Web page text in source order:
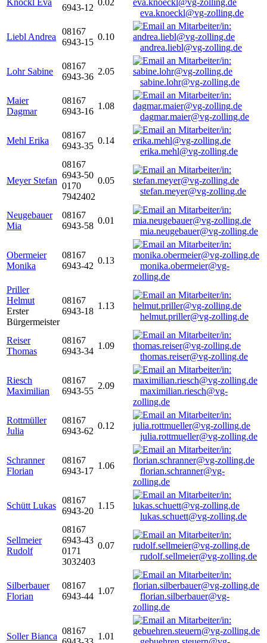
Knöckl Eva
6943-12
0.02
eva.knoeckl@vg-zolling.de
Liebl Andrea
08167
6943-15
0.10
andrea.liebl@vg-zolling.de
Lohr Sabine
08167
6943-36
2.05
sabine.lohr@vg-zolling.de
Maier
Dagmar
08167
6943-16
1.08
dagmar.maier@vg-zolling.de
Mehl Erika
08167
6943-35
0.14
erika.mehl@vg-zolling.de
Meyer Stefan
08167
6943-50
0170
7942402
0.05
stefan.meyer@vg-zolling.de
Neugebauer
Mia
08167
6943-58
0.01
mia.neugebauer@vg-zolling.de
Obermeier
Monika
08167
6943-42
0.13
monika.obermeier@vg-
zolling.de
Priller
Helmut
Erster
Bürgermeister
08167
6943-18
1.13
helmut.priller@vg-zolling.de
Reiser
Thomas
08167
6943-34
1.09
thomas.reiser@vg-zolling.de
Riesch
Maximilian
08167
6943-55
2.09
maximilian.riesch@vg-
zolling.de
Rottmüller
Julia
08167
6943-62
0.12
julia.rottmueller@vg-zolling.de
Schranner
Florian
08167
6943-17
1.06
florian.schranner@vg-
zolling.de
Schütt Lukas
08167
6943-20
1.15
lukas.schuett@vg-zolling.de
Sellmeier
Rudolf
08167
6943-43
0171
3032403
0.07
rudolf.sellmeier@vg-zolling.de
Silberbauer
Florian
08167
6943-44
1.07
florian.silberbauer@vg-
zolling.de
Soller Bianca
08167
1.01